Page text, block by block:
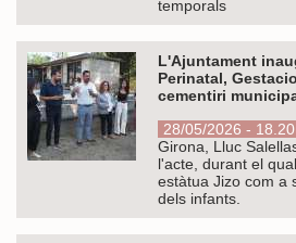
temporals
L'Ajuntament
Perinatal,
cementiri
28/05/2026 -
Girona, Lluc
l'acte, durant el
estàtua Jizo com a
dels infants.